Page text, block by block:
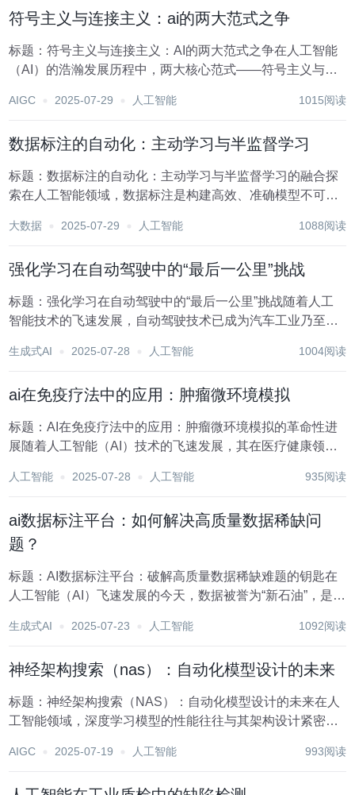
符号主义与连接主义：ai的两大范式之争
标题：符号主义与连接主义：AI的两大范式之争在人工智能
（AI）的浩瀚发展历程中，两大核心范式——符号主义与连
式不仅代表了AI研究的不同路径，也深刻影响了我们对智能
AIGC 2025-07-29 人工智能 1015阅读
数据标注的自动化：主动学习与半监督学习
标题：数据标注的自动化：主动学习与半监督学习的融合探
索在人工智能领域，数据标注是构建高效、准确模型不可或
仅耗时费力，而且往往难以满足模型训练对大规模、高质量
大数据 2025-07-29 人工智能 1088阅读
强化学习在自动驾驶中的“最后一公里”挑战
标题：强化学习在自动驾驶中的“最后一公里”挑战随着人工
智能技术的飞速发展，自动驾驶技术已成为汽车工业乃至整
机器学习范式，因其能够在复杂环境中通过试错学习最优策
生成式AI 2025-07-28 人工智能 1004阅读
ai在免疫疗法中的应用：肿瘤微环境模拟
标题：AI在免疫疗法中的应用：肿瘤微环境模拟的革命性进
展随着人工智能（AI）技术的飞速发展，其在医疗健康领域
前所未有的革命。其中，AI在免疫疗法中的应用，特别是在
人工智能 2025-07-28 人工智能 935阅读
ai数据标注平台：如何解决高质量数据稀缺问
题？
标题：AI数据标注平台：破解高质量数据稀缺难题的钥匙在
人工智能（AI）飞速发展的今天，数据被誉为“新石油”，是推
据的稀缺性成为了制约AI技术进一步突破的瓶颈。高质量的
生成式AI 2025-07-23 人工智能 1092阅读
神经架构搜索（nas）：自动化模型设计的未来
标题：神经架构搜索（NAS）：自动化模型设计的未来在人
工智能领域，深度学习模型的性能往往与其架构设计紧密相
依赖于专家经验的任务。然而，随着计算能力的飞跃和算法
AIGC 2025-07-19 人工智能 993阅读